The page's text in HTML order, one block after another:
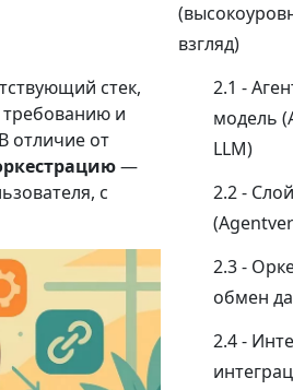
взгляд)
модель
LLM)
обмен
стек,
и
отличие от
—
с